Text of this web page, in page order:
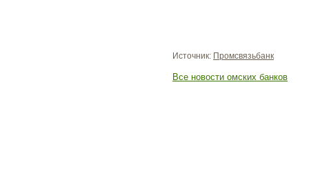
Источник: Промсвязьбанк
Все новости омских банков